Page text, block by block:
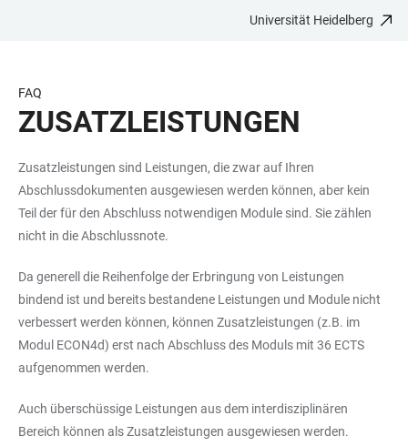
BARRIEREFREIHEIT
Universität Heidelberg
FAQ
ZUSATZLEISTUNGEN
Zusatzleistungen sind Leistungen, die zwar auf Ihren
Abschlussdokumenten ausgewiesen werden können, aber kein
Teil der für den Abschluss notwendigen Module sind. Sie zählen
nicht in die Abschlussnote.
Da generell die Reihenfolge der Erbringung von Leistungen
bindend ist und bereits bestandene Leistungen und Module nicht
verbessert werden können, können Zusatzleistungen (z.B. im
Modul ECON4d) erst nach Abschluss des Moduls mit 36 ECTS
aufgenommen werden.
Auch überschüssige Leistungen aus dem interdisziplinären
Bereich können als Zusatzleistungen ausgewiesen werden.